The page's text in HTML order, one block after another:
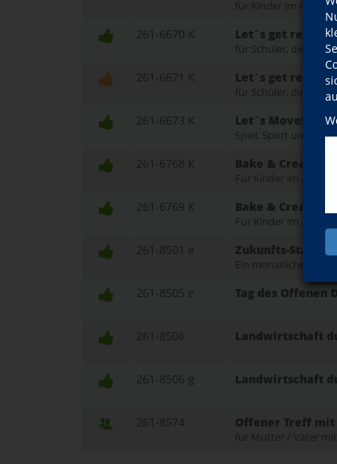
für Kinder im Alter
261-6670 K Let´s get ready
für Schüler, die in
261-6671 K Let´s get ready
für Schüler, die in
261-6673 K Let´s Move!
Spiel, Sport und
261-6768 K Bake & Create in
Für Kinder im Alter
261-6769 K Bake & Create in
Für Kinder im Alter
261-8501 e Zukunfts-
Ein monatlicher Treff
261-8505 e Tag des Offenen
261-8506 Landwirtschaft
261-8506 g Landwirtschaft
261-8574 Offener Treff
für Mütter / Väter